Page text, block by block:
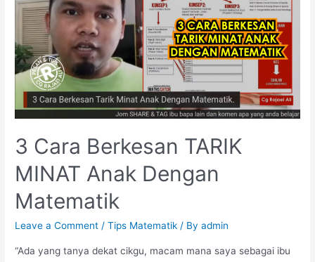
KBAT?
3 Cara Berkesan TARIK
MINAT Anak Dengan
Matematik
Leave a Comment /Tips Matematik / Byadmin
“Ada yang tanya dekat cikgu, macam mana saya sebagai ibu